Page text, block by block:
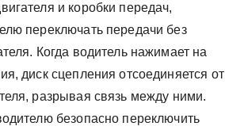
и коробки передач,
переключать передачи без
Когда водитель нажимает на
диск сцепления отсоединяется от
разрывая связь между ними.
безопасно переключить